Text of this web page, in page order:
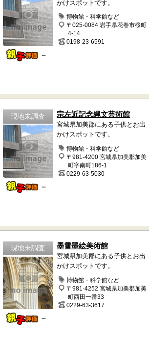
－
かけスポットです。
博物館・科学館など
〒025-0084 岩手県花巻市桜町
4-14
0198-23-6591
現地未調査
－
宗左近記念縄文芸術館
宮城県加美郡にある子供とお出
かけスポットです。
博物館・科学館など
〒981-4200 宮城県加美郡加美
町字南町186-1
0229-63-5030
現地未調査
－
墨雪墨絵美術館
宮城県加美郡にある子供とお出
かけスポットです。
博物館・科学館など
〒981-4252 宮城県加美郡加美
町西田一番33
0229-63-3617